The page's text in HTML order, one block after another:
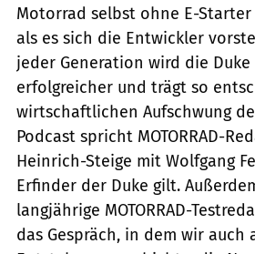
Motorrad selbst ohne E-
als es sich die Entwickler
jeder Generation wird die
erfolgreicher und trägt so
wirtschaftlichen Aufschwung
Podcast spricht MOTORRAD-
Heinrich-Steige mit Wolfgang
Erfinder der Duke gilt.
langjährige MOTORRAD-
das Gespräch, in dem wir auch